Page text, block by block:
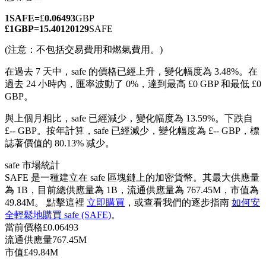
美股、外匯、貴金屬及大宗商品衍生性商品
USDC永續
多種以USDC結算的永續合約
1SAFE=£0.06493GBP
£1GBP=15.40120129SAFE
(注意：不包括交易費用和燃氣費用。)
在過去 7 天中，safe 的價格已經上升，變化幅度為 3.48%。 在
過去 24 小時內，匯率波動了 0%，達到最高 £0 GBP 和最低 £0
GBP。
與上個月相比，safe 已經減少，變化幅度為 13.59%。下跌自
£-- GBP。 按年計算，safe 已經減少，變化幅度為 £-- GBP，標
誌著價值的 80.13% 减少。
safe 市場統計
SAFE 是一種建立在 safe 區塊鏈上的加密貨幣。其最大供應量
為 1B，目前總供應量為 1B，流通供應量為 767.45M，市值為
49.84M。 點擊這裡 立即購買 ，或查看我們的逐步指南 如何安
全輕鬆地購買 safe (SAFE)。
當前價格£0.06493
流通供應量767.45M
市值£49.84M